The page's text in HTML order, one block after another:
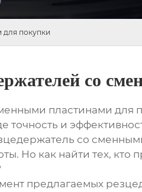
для покупки
со
пластинами для
точность и
со
Но как найти тех, кто
предлагаемых